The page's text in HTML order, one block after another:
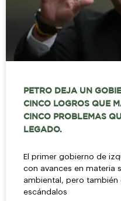
PETRO DEJA UN
CINCO LOGROS QUE
CINCO PROBLEMAS
LEGADO.
El primer gobierno de
con avances en materia
ambiental, pero también
escándalos